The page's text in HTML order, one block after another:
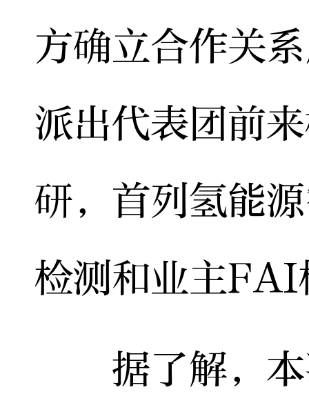
方确立合作关
派出代表团前
研，首列氢能
检测和业主FAI
据了解，本